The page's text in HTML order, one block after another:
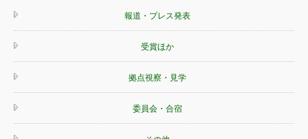
報道・プレス発表
受賞ほか
拠点視察・見学
委員会・合宿